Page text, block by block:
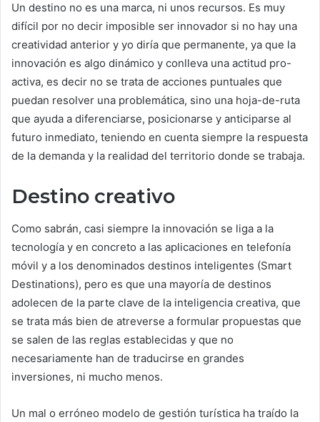
Un destino no es una marca, ni unos recursos. Es muy
difícil por no decir imposible ser innovador si no hay una
creatividad anterior y yo diría que permanente, ya que la
innovación es algo dinámico y conlleva una actitud pro-
activa, es decir no se trata de acciones puntuales que
puedan resolver una problemática, sino una hoja-de-ruta
que ayuda a diferenciarse, posicionarse y anticiparse al
futuro inmediato, teniendo en cuenta siempre la respuesta
de la demanda y la realidad del territorio donde se trabaja.
Destino creativo
Como sabrán, casi siempre la innovación se liga a la
tecnología y en concreto a las aplicaciones en telefonía
móvil y a los denominados destinos inteligentes (Smart
Destinations), pero es que una mayoría de destinos
adolecen de la parte clave de la inteligencia creativa, que
se trata más bien de atreverse a formular propuestas que
se salen de las reglas establecidas y que no
necesariamente han de traducirse en grandes
inversiones, ni mucho menos.
Un mal o erróneo modelo de gestión turística ha traído la